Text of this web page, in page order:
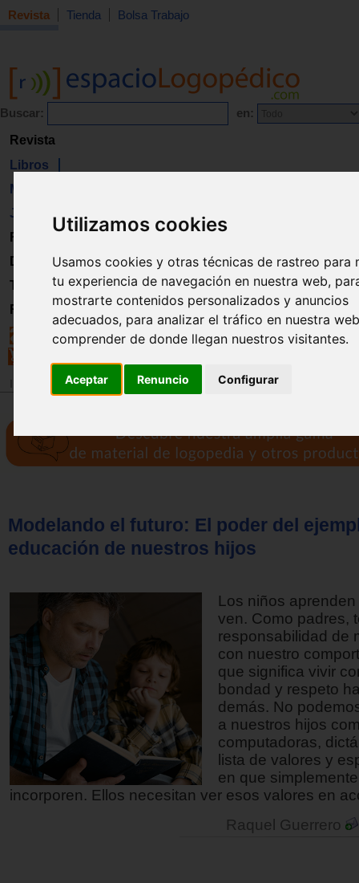
Utilizamos cookies
Usamos cookies y otras técnicas de rastreo para
tu experiencia de navegación en nuestra web,
mostrarte contenidos personalizados y anuncios
adecuados, para analizar el tráfico en nuestra
comprender de donde llegan nuestros visitantes.
Aceptar Renuncio Configurar
Revista Tienda Bolsa Trabajo
Buscar: en:
Revista
Libros
Material
Juguetes
Formación
Directorio
Trabajo
Registro
Revista
Modelando el futuro: El poder del
educación de nuestros hijos
Los niños
ven. Como padres,
responsabilidad de
con nuestro
que significa vivir
bondad y respeto
demás. No
a nuestros hijos
computadoras,
lista de valores y
en que
incorporen. Ellos necesitan ver esos valores en
Raquel Guerrero